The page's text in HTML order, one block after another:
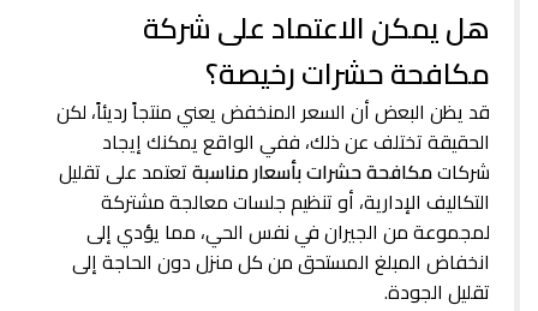
هل يمكن الاعتماد على شركة
مكافحة حشرات رخيصة؟
قد يظن البعض أن السعر المنخفض يعني منتجاً رديئاً، لكن
الحقيقة تختلف عن ذلك، ففي الواقع يمكنك إيجاد
شركاتمكافحة حشرات بأسعار مناسبةتعتمد على تقليل
التكاليف الإدارية، أو تنظيم جلسات معالجة مشتركة
لمجموعة من الجيران في نفس الحي، مما يؤدي إلى
انخفاض المبلغ المستحق من كل منزل دون الحاجة إلى
تقليل الجودة.